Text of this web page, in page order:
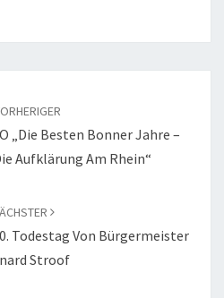
„Die Besten Bonner Jahre –
Aufklärung Am Rhein“
Todestag Von Bürgermeister
Stroof